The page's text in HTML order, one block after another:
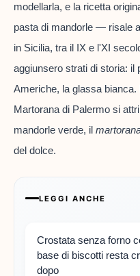
modellarla, e la ricetta
pasta di mandorle — risale
in Sicilia, tra il IX e l'XI
aggiunsero strati di storia: il
Americhe, la glassa
Martorana di Palermo si
mandorle verde, il
del dolce.
LEGGI ANCHE
Crostata senza forno
base di biscotti resta
dopo